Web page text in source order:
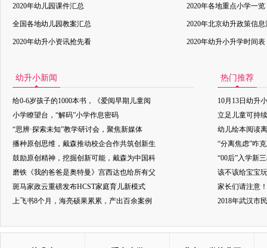
2020年幼儿园课件汇总 2020年各地重点小学一览
全国各地幼儿园教案汇总 2020年北京幼升政策信息
2020年幼升小资讯抢先看 2020年幼升小升学时间表
幼升小新闻
给0-6岁孩子的1000本书，《爱阅早期儿童阅
小学瞭望台，“解码”小学作息密码
“思辨·探索未知”教学研讨会，聚焦新媒体
播种原创思维，戴森推动校企合作共筑创新生
鼓励原创精神，挖掘创新可能，戴森为中国科
磨铁《我的爸爸是奥特曼》宫西达也给所有父
斑马家政云重磅发布HCST家庭育儿新模式
上飞书8个月，海亮硕果累累，产出百余案例
热门推荐
10月13日幼升
立足儿童可持
幼儿绘本阅读
“分离焦虑”咋
“00后”入学新
该不该给宝宝
家长们请注意
2018年武汉市